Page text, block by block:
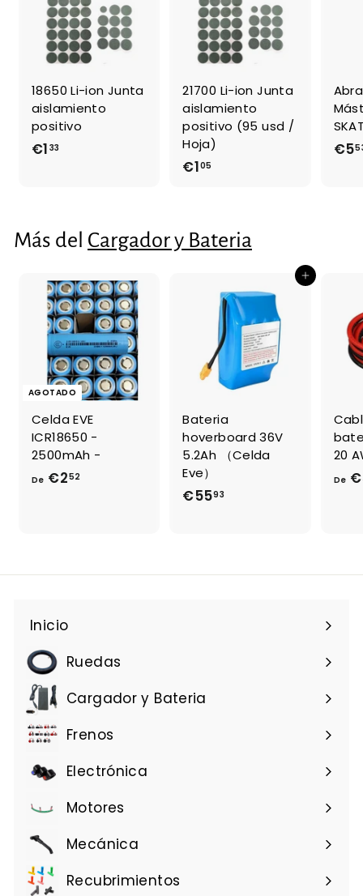
18650 Li-ion Junta
aislamiento
positivo
€1 33
3
21700 Li-ion Junta
aislamiento
positivo (95 usd /
Hoja)
€105
5
€5
Más del Cargador y Bateria
AGOTADO
Celda EVE
ICR18650 -
2500mAh -
De €252
5
Agregar al carrito
Bateria
hoverboard 36V
5.2Ah （Celda
Eve）
€5593
9
20
De
Inicio
Ruedas
Cargador y Bateria
Frenos
Electrónica
Motores
Mecánica
Recubrimientos